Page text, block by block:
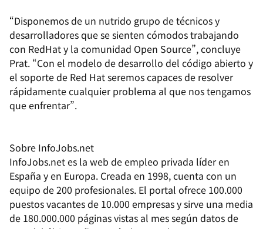
“Disponemos de un nutrido grupo de técnicos y
desarrolladores que se sienten cómodos trabajando
con RedHat y la comunidad Open Source”, concluye
Prat. “Con el modelo de desarrollo del código abierto y
el soporte de Red Hat seremos capaces de resolver
rápidamente cualquier problema al que nos tengamos
que enfrentar”.
Sobre InfoJobs.net
InfoJobs.net es la web de empleo privada líder en
España y en Europa. Creada en 1998, cuenta con un
equipo de 200 profesionales. El portal ofrece 100.000
puestos vacantes de 10.000 empresas y sirve una media
de 180.000.000 páginas vistas al mes según datos de